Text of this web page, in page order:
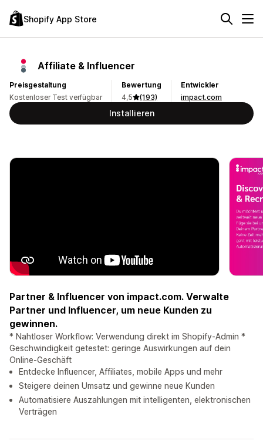
Shopify App Store
Affiliate & Influencer
Preisgestaltung
Kostenloser Test verfügbar
Bewertung
4,5
(193)
Entwickler
impact.com
Installieren
Partner & Influencer von impact.com. Verwalte
Partner und Influencer, um neue Kunden zu
gewinnen.
* Nahtloser Workflow: Verwendung direkt im Shopify-Admin *
Geschwindigkeit getestet: geringe Auswirkungen auf dein
Online-Geschäft
Entdecke Influencer, Affiliates, mobile Apps und mehr
Steigere deinen Umsatz und gewinne neue Kunden
Automatisiere Auszahlungen mit intelligenten, elektronischen
Verträgen